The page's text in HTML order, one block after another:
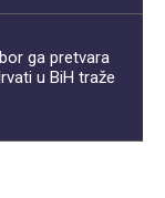
ga pretvara
u BiH traže